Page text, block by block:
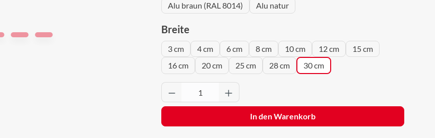
Alu braun (RAL 8014)
Alu natur
Breiteauswählen
3 cm 4 cm 6 cm 8 cm 10 cm 12 cm
15 cm
16 cm
20 cm 25 cm 28 cm 30 cm
Produkt Anzahl: Gib den gewünschten Wert ein
In den Warenkorb